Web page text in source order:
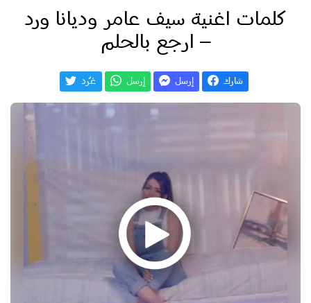
كلمات اغنية سيف عامر وديانا ورد
– ارجع بالحلم
شارك إرسل إرسل غـّرد